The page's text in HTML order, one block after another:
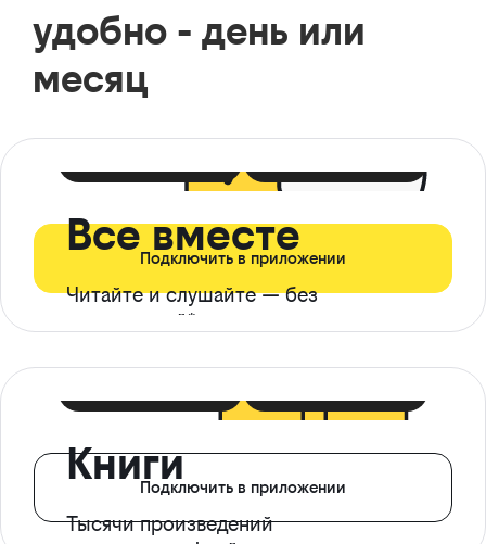
удобно - день или
месяц
Все вместе
Читайте и слушайте — без
ограничений*
Подключить в приложении
Книги
Тысячи произведений
Подключить в приложении